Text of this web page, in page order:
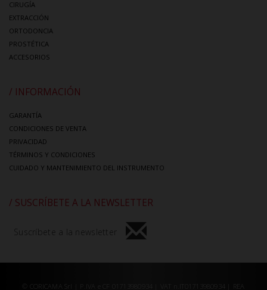
CIRUGÍA
EXTRACCIÓN
ORTODONCIA
PROSTÉTICA
ACCESORIOS
/ INFORMACIÓN
GARANTÍA
CONDICIONES DE VENTA
PRIVACIDAD
TÉRMINOS Y CONDICIONES
CUIDADO Y MANTENIMIENTO DEL INSTRUMENTO
/ SUSCRÍBETE A LA NEWSLETTER
Suscríbete a la newsletter
© CORICAMA Srl | P.IVA e CF 01713980934 | VAT n.IT01713980934 | REA